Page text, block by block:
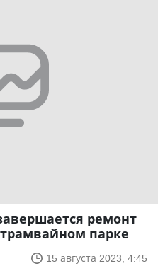
ремонт
парке
15 августа 2023, 4:45